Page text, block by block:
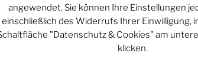
www.patreon.com/rethovomsee
https://paypal.me/rethovomsee
https://steadyhq.com/de/quadruvium-
angewendet. Sie können Ihre Einstellungen
einschließlich des Widerrufs Ihrer Einwilligung,
"Datenschutz & Cookies" am
klicken.